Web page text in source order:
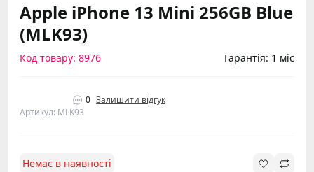
Apple iPhone 13 Mini 256GB Blue
(MLK93)
Код товару: 8976 Гарантія: 1 міс
0 Залишити відгук
Артикул: MLK93
Немає в наявності